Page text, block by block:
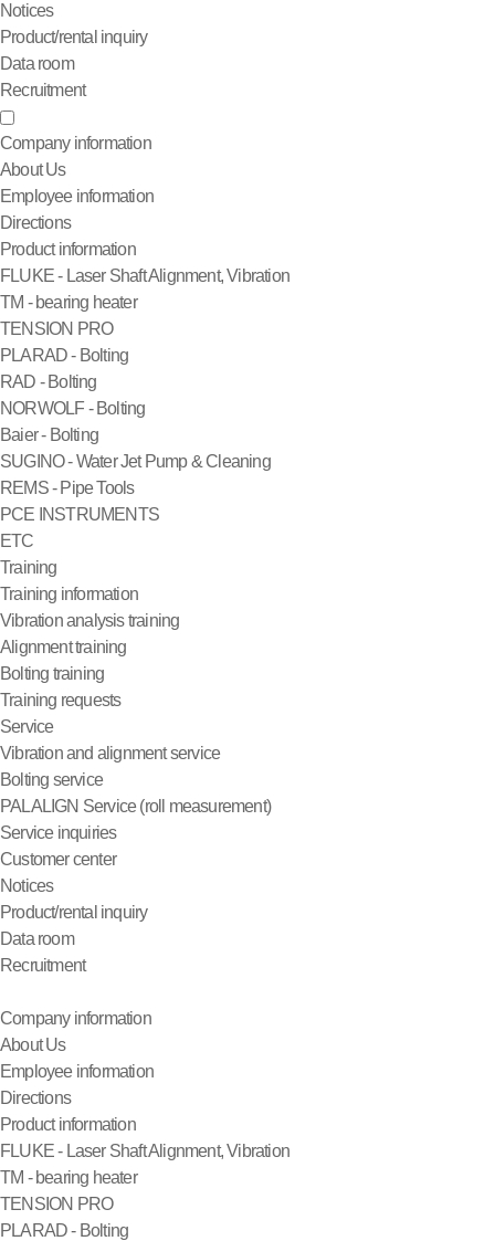
Notices
Product/rental inquiry
Data room
Recruitment
Company information
About Us
Employee information
Directions
Product information
FLUKE - Laser Shaft Alignment, Vibration
TM - bearing heater
TENSION PRO
PLARAD - Bolting
RAD - Bolting
NORWOLF - Bolting
Baier - Bolting
SUGINO - Water Jet Pump & Cleaning
REMS - Pipe Tools
PCE INSTRUMENTS
ETC
Training
Training information
Vibration analysis training
Alignment training
Bolting training
Training requests
Service
Vibration and alignment service
Bolting service
PALALIGN Service (roll measurement)
Service inquiries
Customer center
Notices
Product/rental inquiry
Data room
Recruitment
Company information
About Us
Employee information
Directions
Product information
FLUKE - Laser Shaft Alignment, Vibration
TM - bearing heater
TENSION PRO
PLARAD - Bolting